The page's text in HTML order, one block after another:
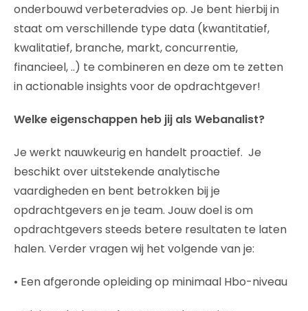
onderbouwd verbeteradvies op. Je bent hierbij in
staat om verschillende type data (kwantitatief,
kwalitatief, branche, markt, concurrentie,
financieel, ..) te combineren en deze om te zetten
in actionable insights voor de opdrachtgever!
Welke eigenschappen heb jij als Webanalist?
Je werkt nauwkeurig en handelt proactief. Je
beschikt over uitstekende analytische
vaardigheden en bent betrokken bij je
opdrachtgevers en je team. Jouw doel is om
opdrachtgevers steeds betere resultaten te laten
halen. Verder vragen wij het volgende van je:
• Een afgeronde opleiding op minimaal Hbo-niveau